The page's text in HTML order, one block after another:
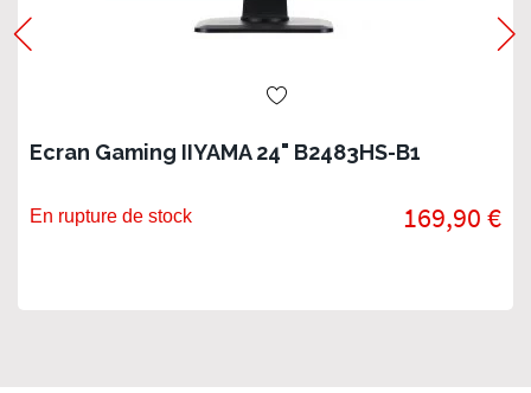
Ecran Gaming IIYAMA 24" B2483HS-B1
En rupture de stock 169,90 €